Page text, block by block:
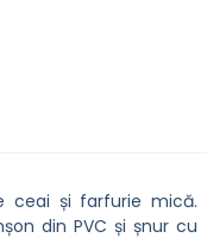
și farfurie mică.
din PVC și șnur cu